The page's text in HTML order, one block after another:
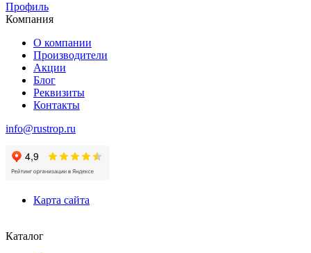
Профиль
Компания
О компании
Производители
Акции
Блог
Реквизиты
Контакты
info@rustrop.ru
Карта сайта
Каталог